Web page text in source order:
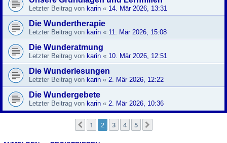
Letzter Beitrag von karin « 14. Mär 2026, 13:31
Die Wundertherapie
Letzter Beitrag von karin « 11. Mär 2026, 15:08
Die Wunderatmung
Letzter Beitrag von karin « 10. Mär 2026, 12:51
Die Wunderlesungen
Letzter Beitrag von karin « 2. Mär 2026, 12:22
Die Wundergebete
Letzter Beitrag von karin « 2. Mär 2026, 10:36
Vorherige
1 2 3 4 5